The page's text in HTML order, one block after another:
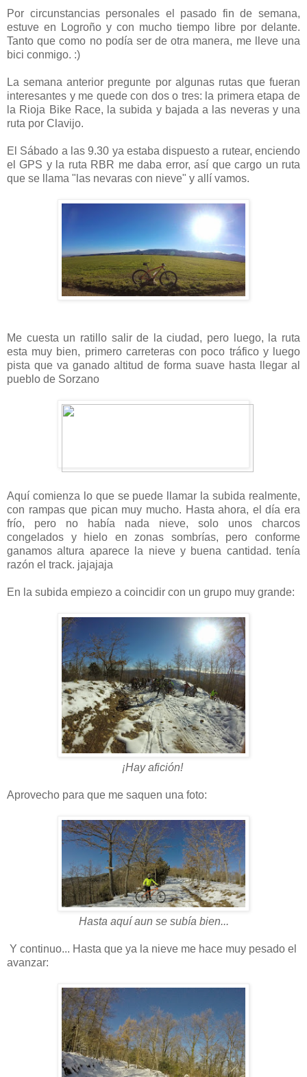
Por circunstancias personales el pasado fin de semana,
estuve en Logroño y con mucho tiempo libre por delante.
Tanto que como no podía ser de otra manera, me lleve una
bici conmigo. :)
La semana anterior pregunte por algunas rutas que fueran
interesantes y me quede con dos o tres: la primera etapa de
la Rioja Bike Race, la subida y bajada a las neveras y una
ruta por Clavijo.
El Sábado a las 9.30 ya estaba dispuesto a rutear, enciendo
el GPS y la ruta RBR me daba error, así que cargo un ruta
que se llama "las nevaras con nieve" y allí vamos.
Me cuesta un ratillo salir de la ciudad, pero luego, la ruta
esta muy bien, primero carreteras con poco tráfico y luego
pista que va ganado altitud de forma suave hasta llegar al
pueblo de Sorzano
Aquí comienza lo que se puede llamar la subida realmente,
con rampas que pican muy mucho. Hasta ahora, el día era
frío, pero no había nada nieve, solo unos charcos
congelados y hielo en zonas sombrías, pero conforme
ganamos altura aparece la nieve y buena cantidad. tenía
razón el track. jajajaja
En la subida empiezo a coincidir con un grupo muy grande:
¡Hay afición!
Aprovecho para que me saquen una foto:
Hasta aquí aun se subía bien...
Y continuo... Hasta que ya la nieve me hace muy pesado el
avanzar: